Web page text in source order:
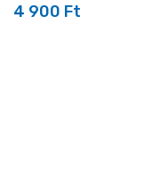
Ár
4 900 Ft